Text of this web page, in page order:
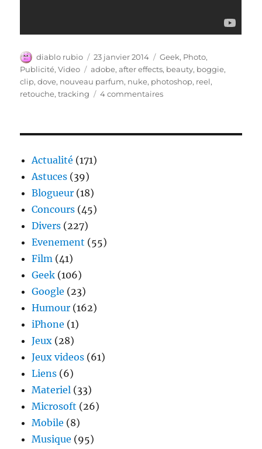
Auteur
diablo rubio
Publié
le
23 janvier 2014 Catégories
Geek, Photo,
Publicité,Video Étiquettes
adobe,after effects, beauty, boggie,
clip,dove, nouveau parfum, nuke, photoshop, reel,
retouche,tracking 4 commentairessur
Actualité (171)
Astuces (39)
Blogueur (18)
Concours (45)
Divers (227)
Evenement (55)
Film (41)
Geek (106)
Google (23)
Humour (162)
iPhone (1)
Jeux (28)
Jeux videos (61)
Liens (6)
Materiel (33)
Microsoft (26)
Mobile (8)
Musique (95)